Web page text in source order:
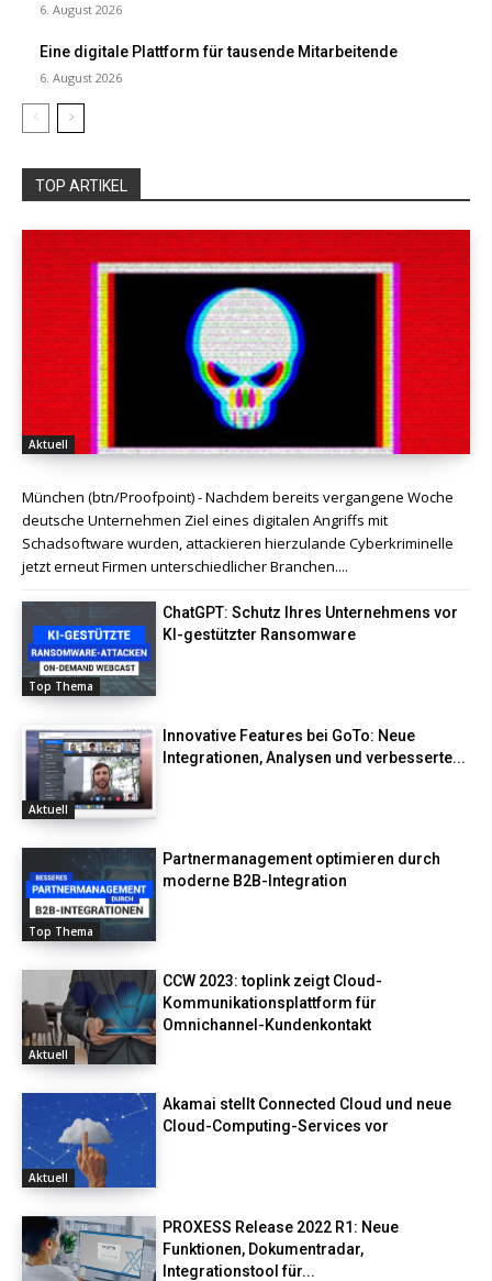
6. August 2026
Eine digitale Plattform für tausende Mitarbeitende
6. August 2026
TOP ARTIKEL
Aktuell
München (btn/Proofpoint) - Nachdem bereits vergangene Woche
deutsche Unternehmen Ziel eines digitalen Angriffs mit
Schadsoftware wurden, attackieren hierzulande Cyberkriminelle
jetzt erneut Firmen unterschiedlicher Branchen....
Top Thema
ChatGPT: Schutz Ihres Unternehmens vor
KI-gestützter Ransomware
Aktuell
Innovative Features bei GoTo: Neue
Integrationen, Analysen und verbesserte...
Top Thema
Partnermanagement optimieren durch
moderne B2B-Integration
Aktuell
CCW 2023: toplink zeigt Cloud-
Kommunikationsplattform für
Omnichannel-Kundenkontakt
Aktuell
Akamai stellt Connected Cloud und neue
Cloud-Computing-Services vor
PROXESS Release 2022 R1: Neue
Funktionen, Dokumentradar,
Integrationstool für...